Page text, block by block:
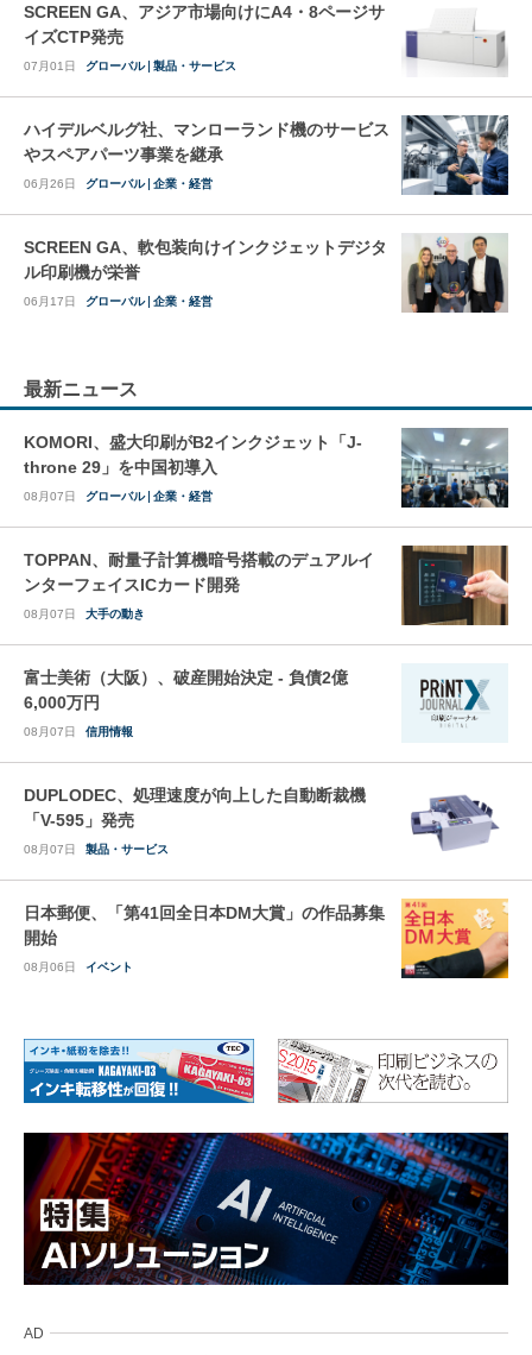
SCREEN GA、アジア市場向けにA4・8ページサ
イズCTP発売
07月01日 グローバル 製品・サービス
ハイデルベルグ社、マンローランド機のサービス
やスペアパーツ事業を継承
06月26日 グローバル 企業・経営
SCREEN GA、軟包装向けインクジェットデジタ
ル印刷機が栄誉
06月17日 グローバル 企業・経営
最新ニュース
KOMORI、盛大印刷がB2インクジェット「J-
throne 29」を中国初導入
08月07日 グローバル 企業・経営
TOPPAN、耐量子計算機暗号搭載のデュアルイ
ンターフェイスICカード開発
08月07日 大手の動き
富士美術（大阪）、破産開始決定 - 負債2億
6,000万円
08月07日 信用情報
DUPLODEC、処理速度が向上した自動断裁機
「V-595」発売
08月07日 製品・サービス
日本郵便、「第41回全日本DM大賞」の作品募集
開始
08月06日 イベント
AD